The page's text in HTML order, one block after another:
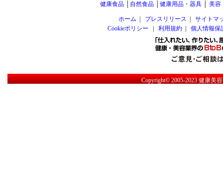
健康食品│ 自然食品│ 健康用品・器具│ 美容
ホーム プレスリリース
サイトマ
Cookieポリシー
利用規約| 個人情報保
Copyright© 2005-2023健康美